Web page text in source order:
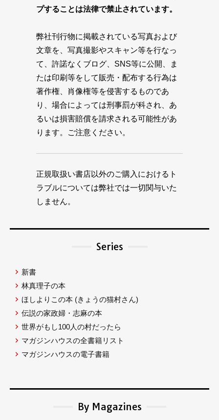
プすることは法律で禁止されています。
弊社刊行物に掲載されている写真および
文章を、写真撮影やスキャン等を行なっ
て、許諾なくブログ、SNS等に公開、ま
たは印刷等をして販売・配布する行為は
著作権、肖像権等を侵害するものであ
り、場合によっては刑事罰が科され、あ
るいは損害賠償を請求される可能性があ
ります。ご注意ください。
正規取扱い書店以外のご購入におけるト
ラブルについては弊社では一切関与いた
しません。
Series
新書
林真理子の本
ほしよりこの本 (きょうの猫村さん)
伝説の家政婦・志麻の本
世界がもし100人の村だったら
マガジンハウスの全書籍リスト
マガジンハウスの電子書籍
By Magazines